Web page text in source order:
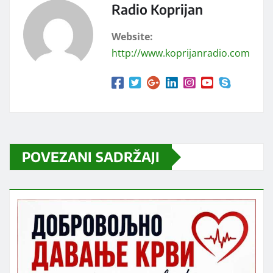
Radio Koprijan
Website:
http://www.koprijanradio.com
POVEZANI SADRŽAJI